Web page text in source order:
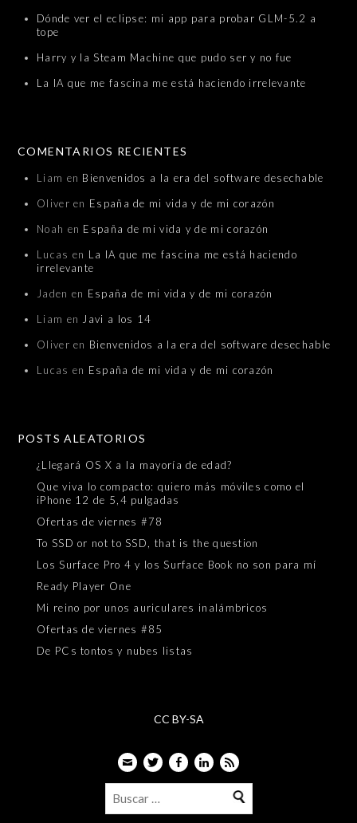
Dónde ver el eclipse: mi app para probar GLM-5.2 a
tope
Harry y la Steam Machine que pudo ser y no fue
La IA que me fascina me está haciendo irrelevante
COMENTARIOS RECIENTES
Liam en Bienvenidos a la era del software desechable
Oliver en España de mi vida y de mi corazón
Noah en España de mi vida y de mi corazón
Lucas en La IA que me fascina me está haciendo
irrelevante
Jaden en España de mi vida y de mi corazón
Liam en Javi a los 14
Oliver en Bienvenidos a la era del software desechable
Lucas en España de mi vida y de mi corazón
POSTS ALEATORIOS
¿Llegará OS X a la mayoría de edad?
Que viva lo compacto: quiero más móviles como el
iPhone 12 de 5,4 pulgadas
Ofertas de viernes #78
To SSD or not to SSD, that is the question
Los Surface Pro 4 y los Surface Book no son para mí
Ready Player One
Mi reino por unos auriculares inalámbricos
Ofertas de viernes #85
De PCs tontos y nubes listas
CC BY-SA
EmailTwitterFacebook
LinkedIn
Feed